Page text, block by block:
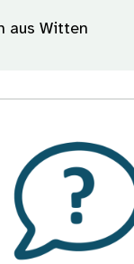
aus Witten